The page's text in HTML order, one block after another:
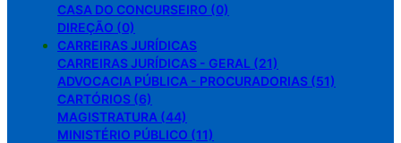
CASA DO CONCURSEIRO (0)
DIREÇÃO (0)
CARREIRAS JURÍDICAS
CARREIRAS JURÍDICAS - GERAL (21)
ADVOCACIA PÚBLICA - PROCURADORIAS (51)
CARTÓRIOS (6)
MAGISTRATURA (44)
MINISTÉRIO PÚBLICO (11)